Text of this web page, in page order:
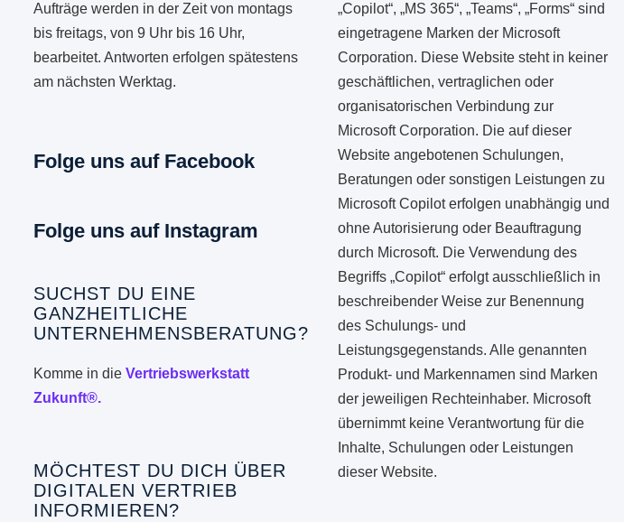
Aufträge werden in der Zeit von montags
bis freitags, von 9 Uhr bis 16 Uhr,
bearbeitet. Antworten erfolgen spätestens
am nächsten Werktag.
Folge uns auf Facebook
Folge uns auf Instagram
SUCHST DU EINE
GANZHEITLICHE
UNTERNEHMENSBERATUNG?
Komme in die Vertriebswerkstatt
Zukunft®.
MÖCHTEST DU DICH ÜBER
DIGITALEN VERTRIEB
INFORMIEREN?
„Copilot“, „MS 365“, „Teams“, „Forms“ sind
eingetragene Marken der Microsoft
Corporation. Diese Website steht in keiner
geschäftlichen, vertraglichen oder
organisatorischen Verbindung zur
Microsoft Corporation. Die auf dieser
Website angebotenen Schulungen,
Beratungen oder sonstigen Leistungen zu
Microsoft Copilot erfolgen unabhängig und
ohne Autorisierung oder Beauftragung
durch Microsoft. Die Verwendung des
Begriffs „Copilot“ erfolgt ausschließlich in
beschreibender Weise zur Benennung
des Schulungs- und
Leistungsgegenstands. Alle genannten
Produkt- und Markennamen sind Marken
der jeweiligen Rechteinhaber. Microsoft
übernimmt keine Verantwortung für die
Inhalte, Schulungen oder Leistungen
dieser Website.